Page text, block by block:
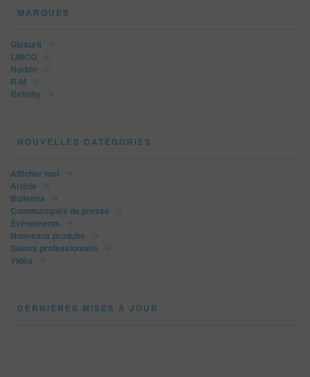
MARQUES
Glasurit
LIMCO
Norbin
R-M
Refinity
NOUVELLES CATÉGORIES
Afficher tout
Article
Bulletins
Communiqués de presse
Événements
Nouveaux produits
Salons professionnels
Vidéo
DERNIÈRES MISES À JOUR